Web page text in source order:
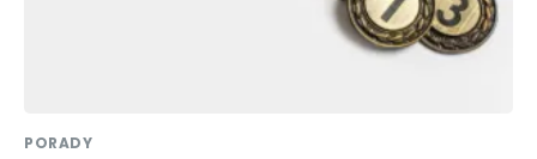
PORADY